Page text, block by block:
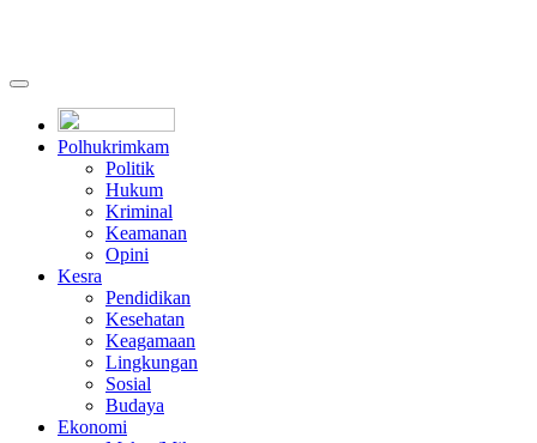
Polhukrimkam
Politik
Hukum
Kriminal
Keamanan
Opini
Kesra
Pendidikan
Kesehatan
Keagamaan
Lingkungan
Sosial
Budaya
Ekonomi